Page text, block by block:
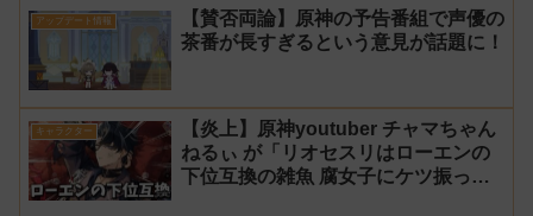
スネージナヤ」が一斉に発表！【声優
氷神 第10位】
アップデート情報
【賛否両論】原神の予告番組で声優の
茶番が長すぎるという意見が話題に！
キャラクター
【炎上】原神youtuber チャマちゃん
ねるぃ が「リオセスリはローエンの
下位互換の雑魚 腐女子にケツ振って